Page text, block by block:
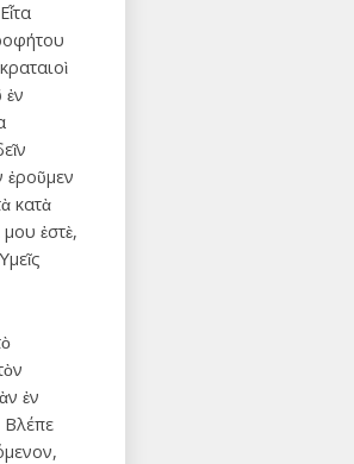
ἐν
ἐροῦμεν
κατὰ
ἐστὲ,
ἐν
Βλέπε